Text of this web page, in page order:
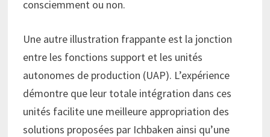
consciemment ou non.
Une autre illustration frappante est la jonction
entre les fonctions support et les unités
autonomes de production (UAP). L’expérience
démontre que leur totale intégration dans ces
unités facilite une meilleure appropriation des
solutions proposées par Ichbaken ainsi qu’une